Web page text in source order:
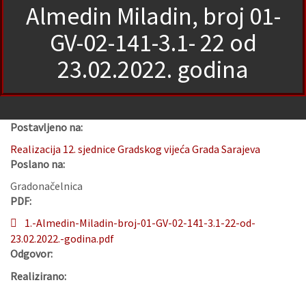
Almedin Miladin, broj 01-
GV-02-141-3.1- 22 od
23.02.2022. godina
Postavljeno na:
Realizacija 12. sjednice Gradskog vijeća Grada Sarajeva
Poslano na:
Gradonačelnica
PDF:
1.-Almedin-Miladin-broj-01-GV-02-141-3.1-22-od-
23.02.2022.-godina.pdf
Odgovor:
Realizirano: